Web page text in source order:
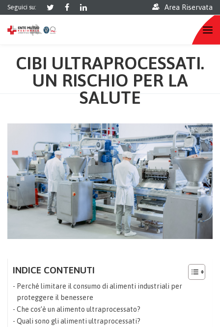
Seguici su: Area Riservata
CIBI ULTRAPROCESSATI.
UN RISCHIO PER LA
SALUTE
INDICE CONTENUTI
Perché limitare il consumo di alimenti industriali per
proteggere il benessere
Che cos’è un alimento ultraprocessato?
Quali sono gli alimenti ultraprocessati?